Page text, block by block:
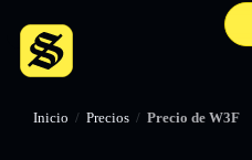
Inicio / Precios / Precio de W3F